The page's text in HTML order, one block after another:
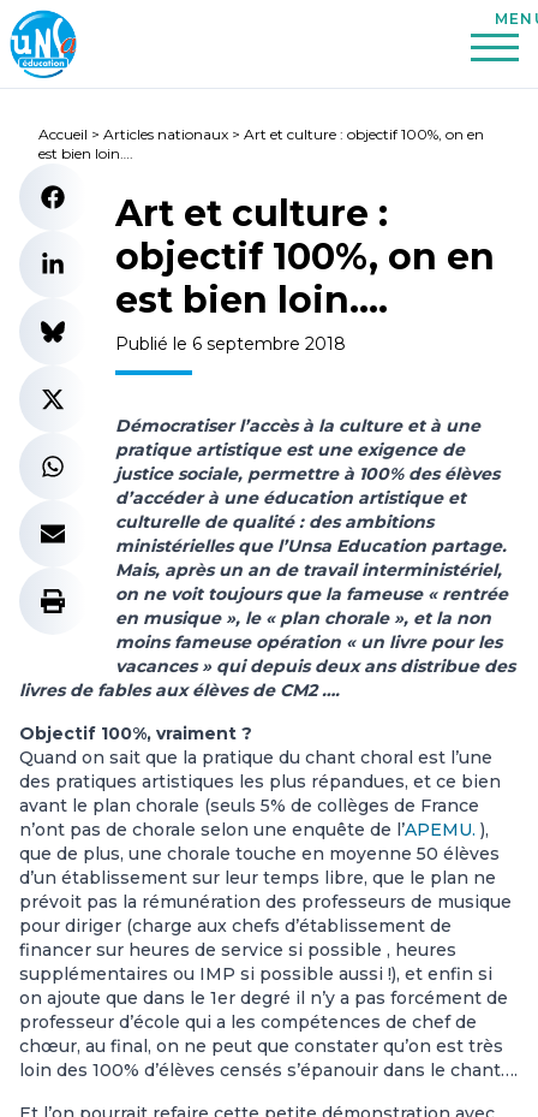
Accueil > Articles nationaux > Art et culture : objectif 100%, on en
est bien loin….
Art et culture :
objectif 100%, on en
est bien loin….
Publié le 6 septembre 2018
Démocratiser l’accès à la culture et à une
pratique artistique est une exigence de
justice sociale, permettre à 100% des élèves
d’accéder à une éducation artistique et
culturelle de qualité : des ambitions
ministérielles que l’Unsa Education partage.
Mais, après un an de travail interministériel,
on ne voit toujours que la fameuse « rentrée
en musique », le « plan chorale », et la non
moins fameuse opération « un livre pour les
vacances » qui depuis deux ans distribue des
livres de fables aux élèves de CM2 ….
Objectif 100%, vraiment ?
Quand on sait que la pratique du chant choral est l’une
des pratiques artistiques les plus répandues, et ce bien
avant le plan chorale (seuls 5% de collèges de France
n’ont pas de chorale selon une enquête de l’APEMU. ),
que de plus, une chorale touche en moyenne 50 élèves
d’un établissement sur leur temps libre, que le plan ne
prévoit pas la rémunération des professeurs de musique
pour diriger (charge aux chefs d’établissement de
financer sur heures de service si possible , heures
supplémentaires ou IMP si possible aussi !), et enfin si
on ajoute que dans le 1er degré il n’y a pas forcément de
professeur d’école qui a les compétences de chef de
chœur, au final, on ne peut que constater qu’on est très
loin des 100% d’élèves censés s’épanouir dans le chant….